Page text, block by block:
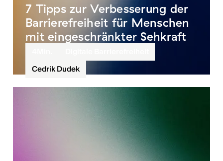
7 Tipps zur Verbesserung der
Barrierefreiheit für Menschen
mit eingeschränkter Sehkraft
Cedrik Dudek